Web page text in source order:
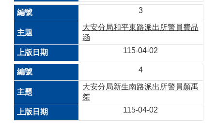
3
大安分局和平東路派出所警員費品
涵
115-04-02
4
大安分局新生南路派出所警員顏禹
桀
115-04-02